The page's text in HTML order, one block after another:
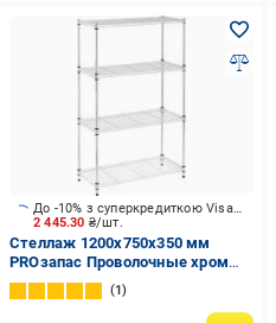
2 445.30 ₴/шт.
До -10% з суперкредиткою Visa Вигода
Стеллаж 1200x750x350 мм
PROзапас Проволочные хром
металл полки 4 шт.
хромированный
1